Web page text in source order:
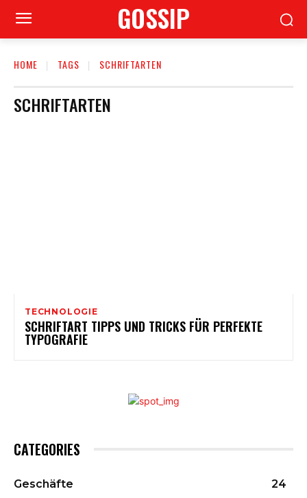
GOSSIP
HOME TAGS SCHRIFTARTEN
SCHRIFTARTEN
TECHNOLOGIE
SCHRIFTART TIPPS UND TRICKS FÜR PERFEKTE
TYPOGRAFIE
CATEGORIES
Geschäfte
24